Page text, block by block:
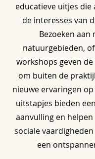
educatieve uitjes die
de interesses van
Bezoeken aan
natuurgebieden,
workshops geven
om buiten de
nieuwe ervaringen
uitstapjes bieden
aanvulling en
sociale
een